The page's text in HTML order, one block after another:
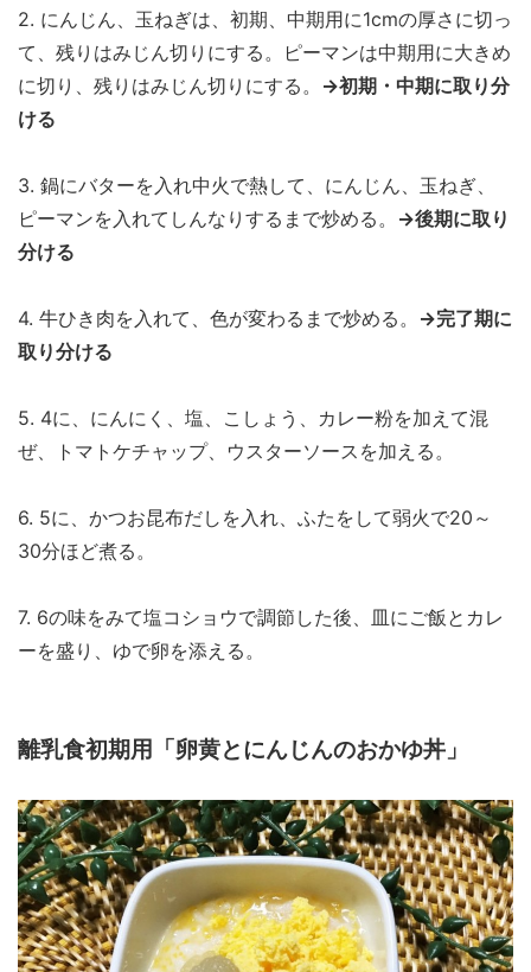
2. にんじん、玉ねぎは、初期、中期用に1cmの厚さに切っ
て、残りはみじん切りにする。ピーマンは中期用に大きめ
に切り、残りはみじん切りにする。 →初期・中期に取り分
ける
3. 鍋にバターを入れ中火で熱して、にんじん、玉ねぎ、
ピーマンを入れてしんなりするまで炒める。 →後期に取り
分ける
4. 牛ひき肉を入れて、色が変わるまで炒める。 →完了期に
取り分ける
5. 4に、にんにく、塩、こしょう、カレー粉を加えて混
ぜ、トマトケチャップ、ウスターソースを加える。
6. 5に、かつお昆布だしを入れ、ふたをして弱火で20～
30分ほど煮る。
7. 6の味をみて塩コショウで調節した後、皿にご飯とカレ
ーを盛り、ゆで卵を添える。
離乳食初期用「卵黄とにんじんのおかゆ丼」